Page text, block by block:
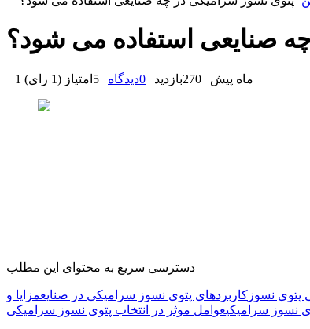
صنایعی استفاده می شود؟
1 ماه پیش 270بازدید 0دیدگاه 5 امتیاز (1 رای )
دسترسی سریع به محتوای این مطلب
پتوی نسوز کاربردهای پتوی نسوز سرامیکی در صنایعمزایا و
نسوز سرامیکیعوامل موثر در انتخاب پتوی نسوز سرامیکی